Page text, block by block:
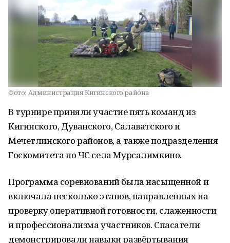
Фото: Администрация Кигинского района
В турнире приняли участие пять команд из
Кигинского, Дуванского, Салаватского и
Мечетлинского районов, а также подразделения
Госкомитета по ЧС села Мурсалимкино.
Программа соревнований была насыщенной и
включала несколько этапов, направленных на
проверку оперативной готовности, слаженности
и профессионализма участников. Спасатели
демонстрировали навыки развёртывания